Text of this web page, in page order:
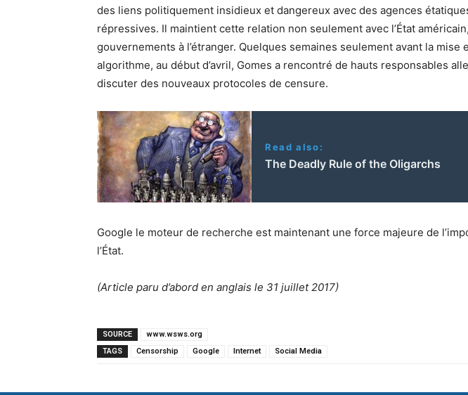
des liens politiquement insidieux et dangereux avec des agences
répressives. Il maintient cette relation non seulement avec l’État
gouvernements à l’étranger. Quelques semaines seulement avant la
algorithme, au début d’avril, Gomes a rencontré de hauts responsables
discuter des nouveaux protocoles de censure.
Read also:
The Deadly Rule of the Oligarchs
Google le moteur de recherche est maintenant une force majeure de
l’État.
(Article paru d’abord en anglais le 31 juillet 2017)
SOURCE
www.wsws.org
TAGS
Censorship Google Internet Social Media